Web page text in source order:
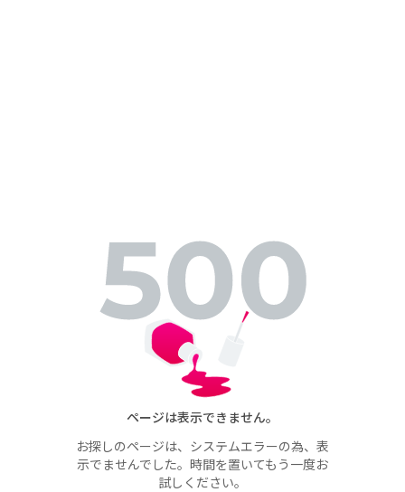
ページは表示できません。
お探しのページは、システムエラーの為、表
示でませんでした。時間を置いてもう一度お
試しください。